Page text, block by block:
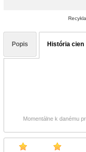
Popis História cien
Momentálne k danému